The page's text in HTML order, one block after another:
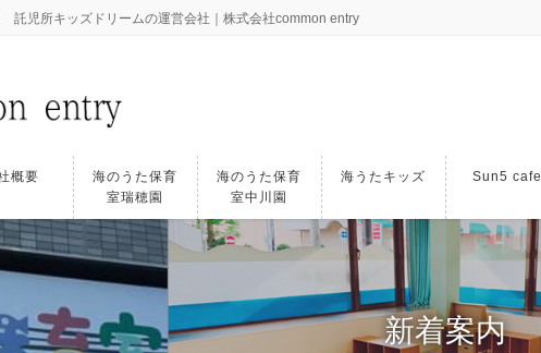
託児所キッズドリームの運営会社｜株式会社common entry
概要
海のうた保育
室瑞穂園
海のうた保育
室中川園
海うたキッズ Sun5 cafe
新着案内